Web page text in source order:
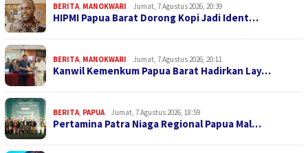
BERITA, MANOKWARI Jumat, 7 Agustus 2026, 20:39
HIPMI Papua Barat Dorong Kopi Jadi Ident…
BERITA, MANOKWARI Jumat, 7 Agustus 2026, 20:11
Kanwil Kemenkum Papua Barat Hadirkan Lay…
BERITA, PAPUA Jumat, 7 Agustus 2026, 18:59
Pertamina Patra Niaga Regional Papua Mal…